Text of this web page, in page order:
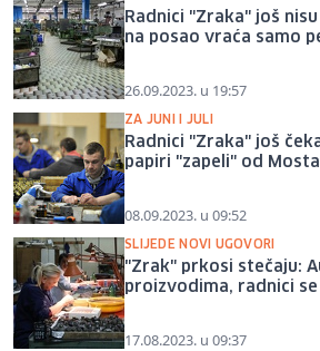
Radnici "Zraka" još
na posao vraća samo
26.09.2023. u 19:57
ZA JUNI I JULI
Radnici "Zraka" još
papiri "zapeli" od
08.09.2023. u 09:52
SLIJEDE NOVI UGOVORI
"Zrak" prkosi stečaju:
proizvodima, radnici
17.08.2023. u 09:37